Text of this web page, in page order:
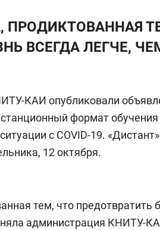
ПРОДИКТОВАННАЯ
ВСЕГДА ЛЕГЧЕ,
КАИ опубликовали
формат обучения
с COVID-19. «Дистант»
12 октября.
тем, что предотвратить
администрация КНИТУ-